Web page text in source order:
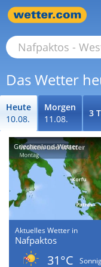
Das Wetter
Heute
10.08.
Morgen
11.08.
3
Griechenland-Wetter
Aktuelles Wetter in
Nafpaktos
31°C